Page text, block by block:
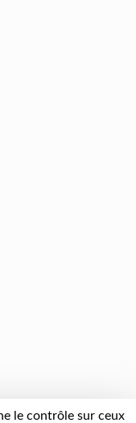
le contrôle sur ceux